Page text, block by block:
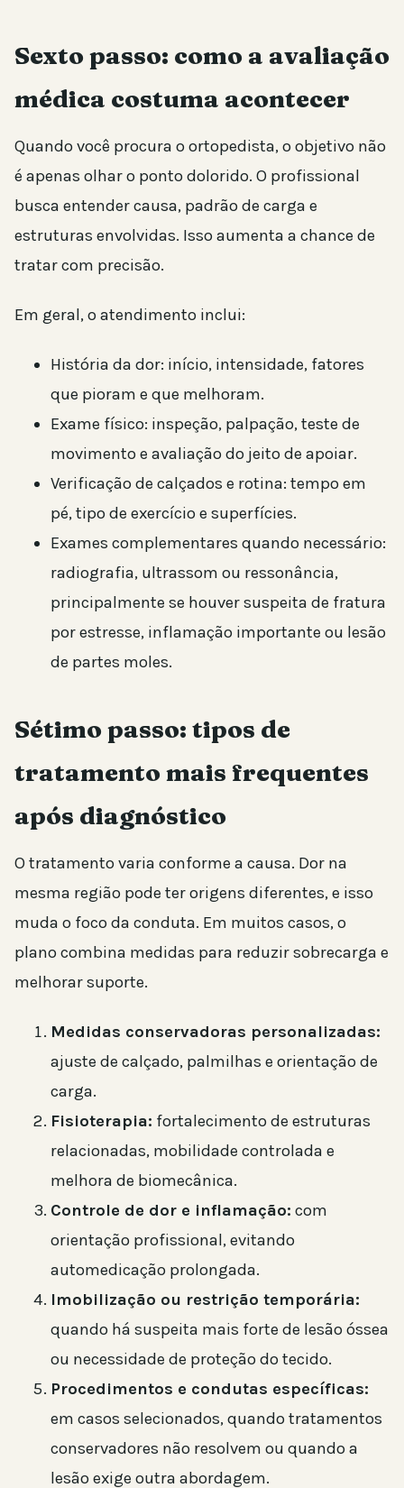
Sexto passo: como a avaliação
médica costuma acontecer
Quando você procura o ortopedista, o objetivo não
é apenas olhar o ponto dolorido. O profissional
busca entender causa, padrão de carga e
estruturas envolvidas. Isso aumenta a chance de
tratar com precisão.
Em geral, o atendimento inclui:
História da dor: início, intensidade, fatores
que pioram e que melhoram.
Exame físico: inspeção, palpação, teste de
movimento e avaliação do jeito de apoiar.
Verificação de calçados e rotina: tempo em
pé, tipo de exercício e superfícies.
Exames complementares quando necessário:
radiografia, ultrassom ou ressonância,
principalmente se houver suspeita de fratura
por estresse, inflamação importante ou lesão
de partes moles.
Sétimo passo: tipos de
tratamento mais frequentes
após diagnóstico
O tratamento varia conforme a causa. Dor na
mesma região pode ter origens diferentes, e isso
muda o foco da conduta. Em muitos casos, o
plano combina medidas para reduzir sobrecarga e
melhorar suporte.
Medidas conservadoras personalizadas:
ajuste de calçado, palmilhas e orientação de
carga.
Fisioterapia: fortalecimento de estruturas
relacionadas, mobilidade controlada e
melhora de biomecânica.
Controle de dor e inflamação: com
orientação profissional, evitando
automedicação prolongada.
Imobilização ou restrição temporária:
quando há suspeita mais forte de lesão óssea
ou necessidade de proteção do tecido.
Procedimentos e condutas específicas:
em casos selecionados, quando tratamentos
conservadores não resolvem ou quando a
lesão exige outra abordagem.